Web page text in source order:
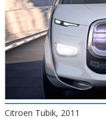
Citroen Tubik, 2011